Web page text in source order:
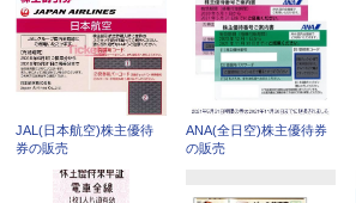
JAL(日本航空)株主優待
券の販売
ANA(全日空)株主優待券
の販売